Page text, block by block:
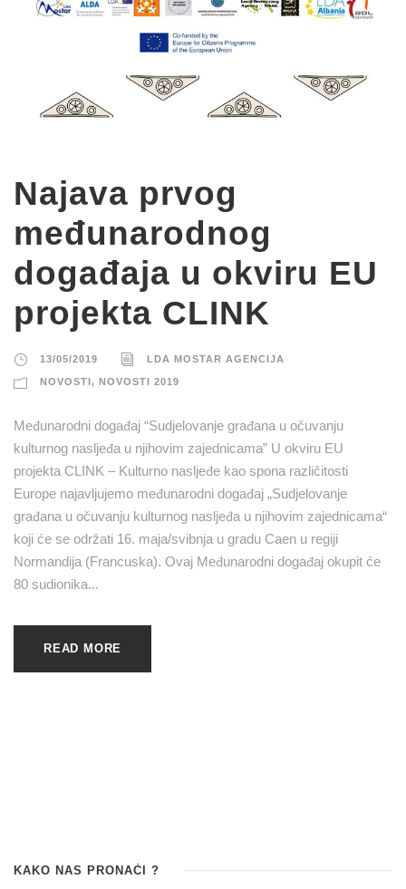
Najava prvog
međunarodnog
događaja u okviru EU
projekta CLINK
13/05/2019 LDA MOSTAR AGENCIJA
NOVOSTI, NOVOSTI 2019
Međunarodni događaj “Sudjelovanje građana u očuvanju
kulturnog nasljeđa u njihovim zajednicama” U okviru EU
projekta CLINK – Kulturno nasljeđe kao spona različitosti
Europe najavljujemo međunarodni događaj „Sudjelovanje
građana u očuvanju kulturnog nasljeđa u njihovim zajednicama“
koji će se održati 16. maja/svibnja u gradu Caen u regiji
Normandija (Francuska). Ovaj Međunarodni događaj okupit će
80 sudionika...
READ MORE
KAKO NAS PRONAĆI ?